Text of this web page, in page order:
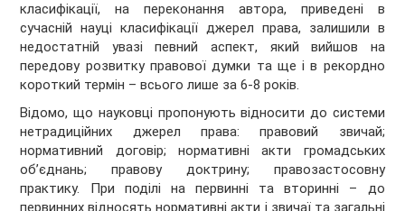
класифікації, на переконання автора, приведені в
сучасній науці класифікації джерел права, залишили в
недостатній увазі певний аспект, який вийшов на
передову розвитку правової думки та ще і в рекордно
короткий термін – всього лише за 6-8 років.
Відомо, що науковці пропонують відносити до системи
нетрадиційних джерел права: правовий звичай;
нормативний договір; нормативні акти громадських
об’єднань; правову доктрину; правозастосовну
практику. При поділі на первинні та вторинні – до
первинних відносять нормативні акти і звичаї та загальні